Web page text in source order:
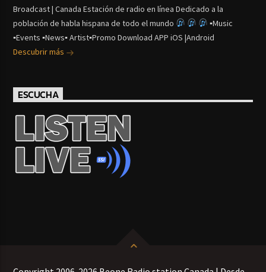
Broadcast | Canada Estación de radio en línea Dedicado a la
población de habla hispana de todo el mundo
▪Music
▪Events ▪News▪ Artist▪Promo Download APP iOS |Android
Descubrir más
ESCUCHA